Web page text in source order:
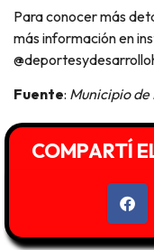
Para conocer más
más información en
Fuente: Municipio de
COMPARTÍ